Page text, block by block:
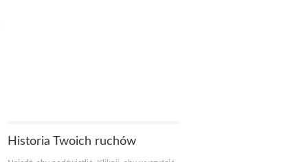
Historia Twoich ruchów